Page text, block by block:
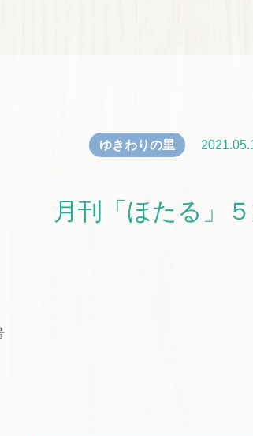
ゆきわりの里
月刊「ほたる」